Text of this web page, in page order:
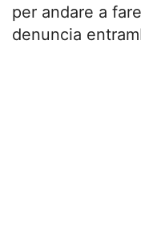
per andare a
denuncia